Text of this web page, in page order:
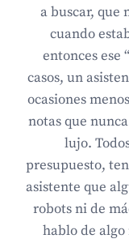
a buscar, que
cuando
entonces ese
casos, un
ocasiones
notas que
lujo.
presupuesto,
asistente que
robots ni de
hablo de algo